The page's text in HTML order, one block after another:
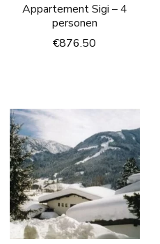
Appartement Sigi – 4
personen
€876.50